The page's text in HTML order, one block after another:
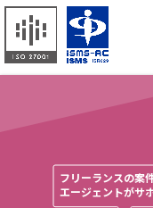
フリーランスの案
エージェントがサ